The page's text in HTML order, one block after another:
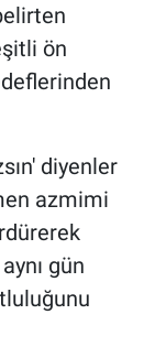
ön
diyenler
azmimi
gün